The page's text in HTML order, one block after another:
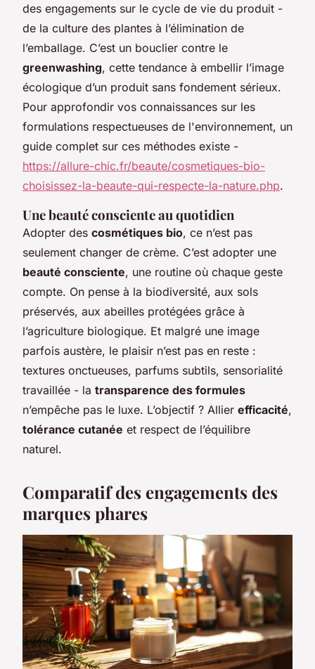
des engagements sur le cycle de vie du produit -
de la culture des plantes à l’élimination de
l’emballage. C’est un bouclier contre le
greenwashing, cette tendance à embellir l’image
écologique d’un produit sans fondement sérieux.
Pour approfondir vos connaissances sur les
formulations respectueuses de l'environnement, un
guide complet sur ces méthodes existe -
https://allure-chic.fr/beaute/cosmetiques-bio-
choisissez-la-beaute-qui-respecte-la-nature.php.
Une beauté consciente au quotidien
Adopter des cosmétiques bio, ce n’est pas
seulement changer de crème. C’est adopter une
beauté consciente, une routine où chaque geste
compte. On pense à la biodiversité, aux sols
préservés, aux abeilles protégées grâce à
l’agriculture biologique. Et malgré une image
parfois austère, le plaisir n’est pas en reste :
textures onctueuses, parfums subtils, sensorialité
travaillée - la transparence des formules
n’empêche pas le luxe. L’objectif ? Allier efficacité,
tolérance cutanée et respect de l’équilibre
naturel.
Comparatif des engagements des
marques phares